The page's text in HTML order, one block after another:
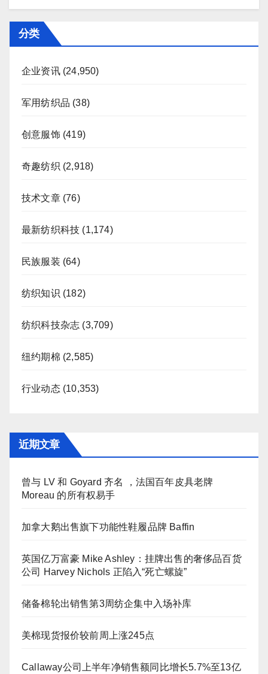
分类
企业资讯(24,950)
军用纺织品 (38)
创意服饰(419)
奇趣纺织 (2,918)
技术文章(76)
最新纺织科技 (1,174)
民族服装 (64)
纺织知识 (182)
纺织科技杂志 (3,709)
纽约期棉 (2,585)
行业动态(10,353)
近期文章
曾与 LV 和 Goyard 齐名 ，法国百年皮具老牌
Moreau 的所有权易手
加拿大鹅出售旗下功能性鞋履品牌 Baffin
英国亿万富豪 Mike Ashley：挂牌出售的奢侈品百货
公司 Harvey Nichols 正陷入“死亡螺旋”
储备棉轮出销售第3周纺企集中入场补库
美棉现货报价较前周上涨245点
Callaway公司上半年净销售额同比增长5.7%至13亿